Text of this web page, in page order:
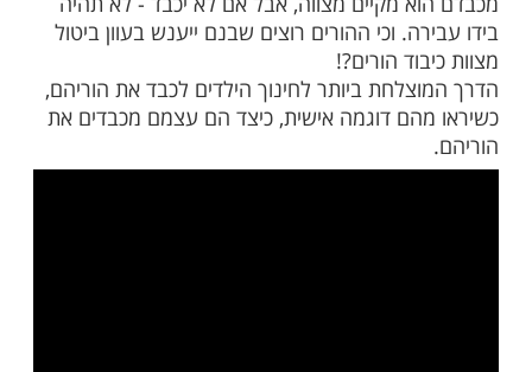
כיבוד הורים חשובה עד מאוד, כתב
(יו"ד רמ, יט): "אסור לאדם להכביד עולו
בכבודו עמהם, שלא יביאם לידי מכשול,
ויעלים עיניו מהם, שהאב שמחל על כבודו -